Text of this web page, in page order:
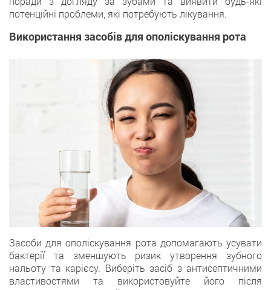
потенційні проблеми, які потребують лікування.
Використання засобів для ополіскування рота
Засоби для ополіскування рота допомагають усувати
бактерії та зменшують ризик утворення зубного
нальоту та карієсу. Виберіть засіб з антисептичними
властивостями та використовуйте його після